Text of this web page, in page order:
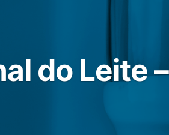
do Leite –